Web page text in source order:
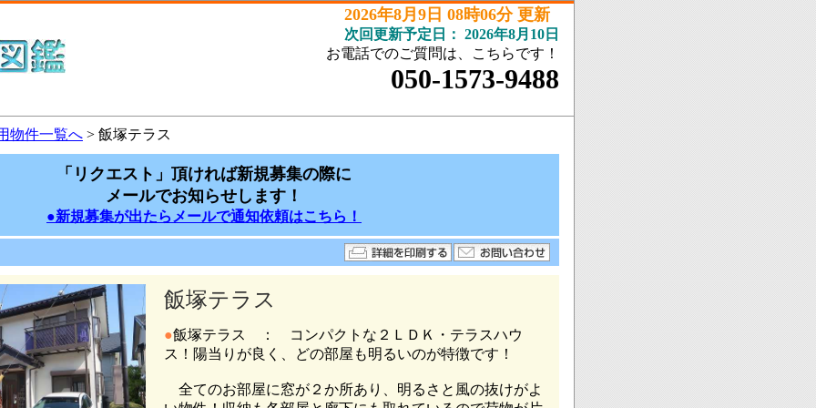
2026年8月9日 08時06分 更新
次回更新予定日： 2026年8月10日
お電話でのご質問は、こちらです！
050-1573-9488
物件一覧へ > 飯塚テラス
「リクエスト」頂ければ新規募集の際に
メールでお知らせします！
●新規募集が出たらメールで通知依頼はこちら！
飯塚テラス
●飯塚テラス ： コンパクトな２ＬＤＫ・テラスハウ
ス！陽当りが良く、どの部屋も明るいのが特徴です！
全てのお部屋に窓が２か所あり、明るさと風の抜けがよ